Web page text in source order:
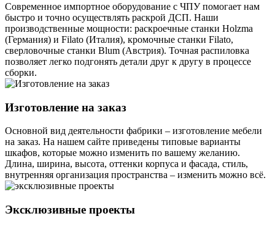
Современное импортное оборудование с ЧПУ помогает нам
быстро и точно осуществлять раскрой ДСП. Наши
производственные мощности: раскроечные станки Holzma
(Германия) и Filato (Италия), кромочные станки Filato,
сверловочные станки Blum (Австрия). Точная распиловка
позволяет легко подгонять детали друг к другу в процессе
сборки.
Изготовление на заказ
Основной вид деятельности фабрики – изготовление мебели
на заказ. На нашем сайте приведены типовые варианты
шкафов, которые можно изменить по вашему желанию.
Длина, ширина, высота, оттенки корпуса и фасада, стиль,
внутренняя организация пространства – изменить можно всё.
Эксклюзивные проекты